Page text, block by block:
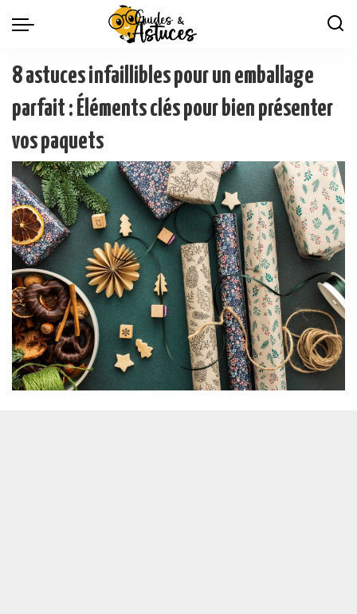
8 astuces infaillibles pour un emballage
parfait : Éléments clés pour bien présenter
vos paquets